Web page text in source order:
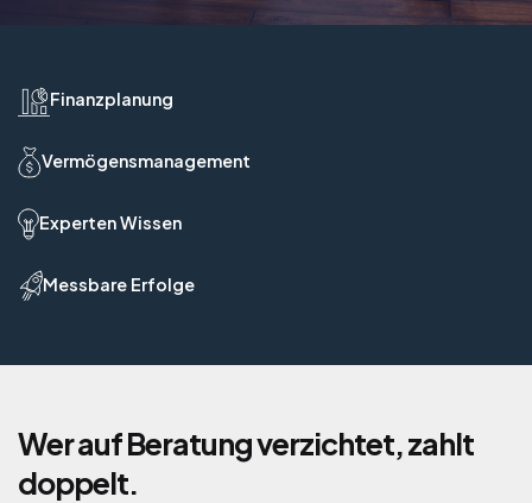
Finanzplanung
Vermögensmanagement
Experten Wissen
Messbare Erfolge
Wer auf Beratung verzichtet, zahlt
doppelt.